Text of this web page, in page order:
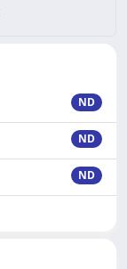
ND
ND
ND